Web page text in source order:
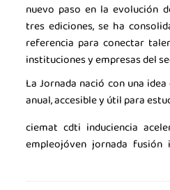
nuevo paso en la evolución
tres ediciones, se ha
referencia para conectar
instituciones y empresas del
La Jornada nació con una
anual, accesible y útil para
ciemat cdti induciencia
empleojóven jornada fusión